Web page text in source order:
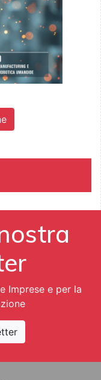
Imprese e per la